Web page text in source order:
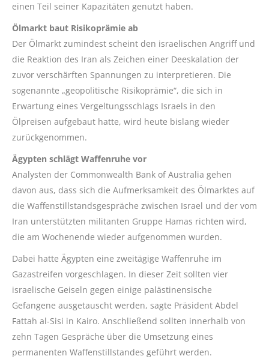
einen Teil seiner Kapazitäten genutzt haben.
Ölmarkt baut Risikoprämie ab
Der Ölmarkt zumindest scheint den israelischen Angriff und
die Reaktion des Iran als Zeichen einer Deeskalation der
zuvor verschärften Spannungen zu interpretieren. Die
sogenannte „geopolitische Risikoprämie“, die sich in
Erwartung eines Vergeltungsschlags Israels in den
Ölpreisen aufgebaut hatte, wird heute bislang wieder
zurückgenommen.
Ägypten schlägt Waffenruhe vor
Analysten der Commonwealth Bank of Australia gehen
davon aus, dass sich die Aufmerksamkeit des Ölmarktes auf
die Waffenstillstandsgespräche zwischen Israel und der vom
Iran unterstützten militanten Gruppe Hamas richten wird,
die am Wochenende wieder aufgenommen wurden.
Dabei hatte Ägypten eine zweitägige Waffenruhe im
Gazastreifen vorgeschlagen. In dieser Zeit sollten vier
israelische Geiseln gegen einige palästinensische
Gefangene ausgetauscht werden, sagte Präsident Abdel
Fattah al-Sisi in Kairo. Anschließend sollten innerhalb von
zehn Tagen Gespräche über die Umsetzung eines
permanenten Waffenstillstandes geführt werden.